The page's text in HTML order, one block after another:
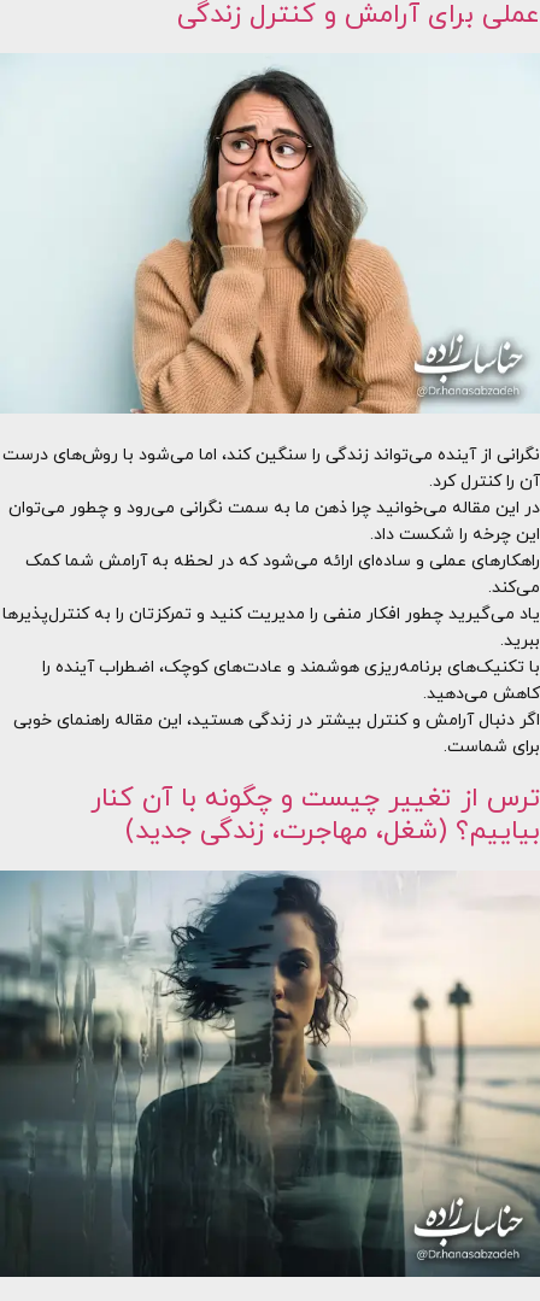
عملی برای آرامش و کنترل زندگی
نگرانی از آینده می‌تواند زندگی را سنگین کند، اما می‌شود با روش‌های درست
آن را کنترل کرد.
در این مقاله می‌خوانید چرا ذهن ما به سمت نگرانی می‌رود و چطور می‌توان
این چرخه را شکست داد.
راهکارهای عملی و ساده‌ای ارائه می‌شود که در لحظه به آرامش شما کمک
می‌کند.
یاد می‌گیرید چطور افکار منفی را مدیریت کنید و تمرکزتان را به کنترل‌پذیرها
ببرید.
با تکنیک‌های برنامه‌ریزی هوشمند و عادت‌های کوچک، اضطراب آینده را
کاهش می‌دهید.
اگر دنبال آرامش و کنترل بیشتر در زندگی هستید، این مقاله راهنمای خوبی
برای شماست.
ترس از تغییر چیست و چگونه با آن کنار
بیاییم؟ (شغل، مهاجرت، زندگی جدید)